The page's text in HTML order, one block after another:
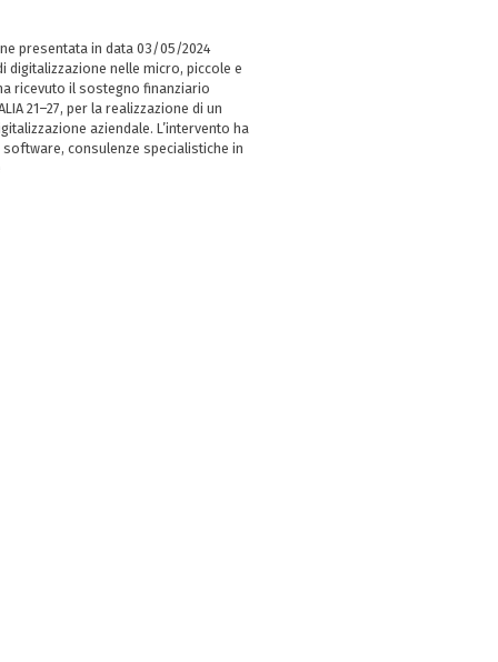
presentata in data 03/05/2024
digitalizzazione nelle micro, piccole e
ricevuto il sostegno finanziario
21–27, per la realizzazione di un
aziendale. L’intervento ha
consulenze specialistiche in